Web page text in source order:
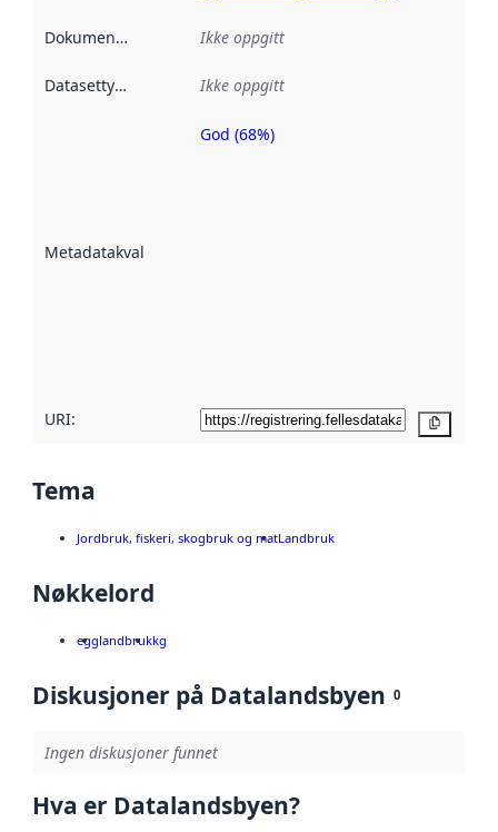
Dokumentasjon Ikke oppgitt
Datasettype Ikke oppgitt
Metadatakvalitet
Metadatakvalitet
God (68%)
URI:
Tema
Jordbruk, fiskeri, skogbruk og matLandbruk
Nøkkelord
egglandbrukkg
Diskusjoner på Datalandsbyen 0
Ingen diskusjoner funnet
Hva er Datalandsbyen?